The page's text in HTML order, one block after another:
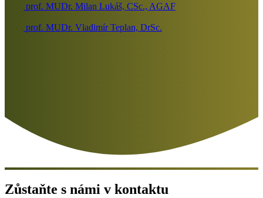
prof. MUDr. Milan Lukáš, CSc., AGAF
prof. MUDr. Vladimír Teplan, DrSc.
Zůstaňte s námi v kontaktu